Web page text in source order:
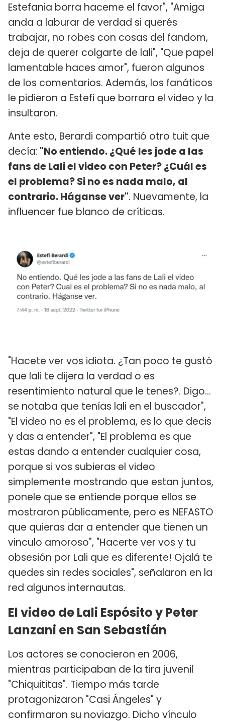
Estefania borra haceme el favor", "Amiga
anda a laburar de verdad si querés
trabajar, no robes con cosas del fandom,
deja de querer colgarte de lali", "Que papel
lamentable haces amor", fueron algunos
de los comentarios. Además, los fanáticos
le pidieron a Estefi que borrara el video y la
insultaron.
Ante esto, Berardi compartió otro tuit que
decía: "No entiendo. ¿Qué les jode a las
fans de Lali el video con Peter? ¿Cuál es
el problema? Si no es nada malo, al
contrario. Háganse ver". Nuevamente, la
influencer fue blanco de críticas.
"Hacete ver vos idiota. ¿Tan poco te gustó
que lali te dijera la verdad o es
resentimiento natural que le tenes?. Digo…
se notaba que tenías lali en el buscador",
"El video no es el problema, es lo que decis
y das a entender", "El problema es que
estas dando a entender cualquier cosa,
porque si vos subieras el video
simplemente mostrando que estan juntos,
ponele que se entiende porque ellos se
mostraron públicamente, pero es NEFASTO
que quieras dar a entender que tienen un
vinculo amoroso", "Hacerte ver vos y tu
obsesión por Lali que es diferente! Ojalá te
quedes sin redes sociales", señalaron en la
red algunos internautas.
El video de Lali Espósito y Peter
Lanzani en San Sebastián
Los actores se conocieron en 2006,
mientras participaban de la tira juvenil
"Chiquititas". Tiempo más tarde
protagonizaron "Casi Ángeles" y
confirmaron su noviazgo. Dicho vínculo